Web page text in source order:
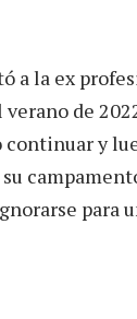
a la ex
de
continuar y
para